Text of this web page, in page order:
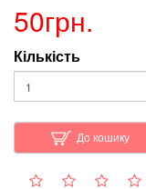
50грн.
Кількість
До кошику